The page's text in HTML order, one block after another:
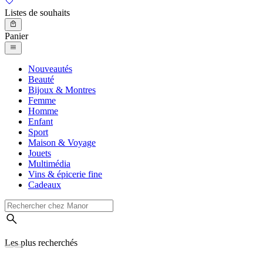
Listes de souhaits
Panier
Nouveautés
Beauté
Bijoux & Montres
Femme
Homme
Enfant
Sport
Maison & Voyage
Jouets
Multimédia
Vins & épicerie fine
Cadeaux
Les plus recherchés